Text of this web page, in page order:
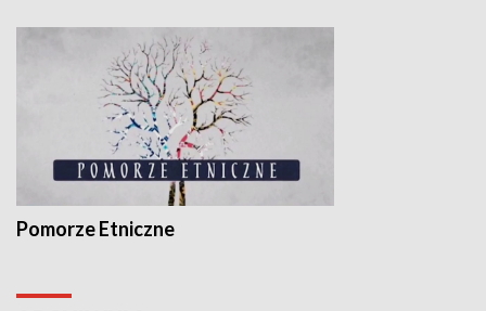
Pomorze Etniczne